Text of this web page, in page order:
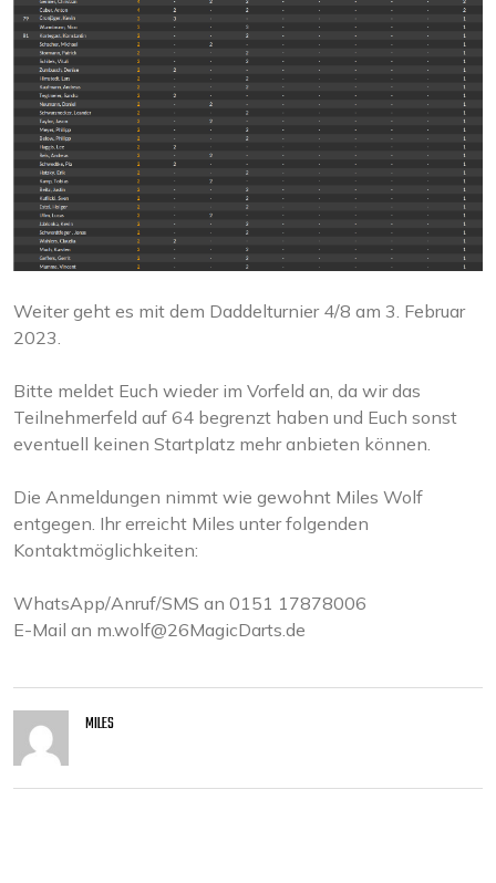
Weiter geht es mit dem Daddelturnier 4/8 am 3. Februar
2023.
Bitte meldet Euch wieder im Vorfeld an, da wir das
Teilnehmerfeld auf 64 begrenzt haben und Euch sonst
eventuell keinen Startplatz mehr anbieten können.
Die Anmeldungen nimmt wie gewohnt Miles Wolf
entgegen. Ihr erreicht Miles unter folgenden
Kontaktmöglichkeiten:
WhatsApp/Anruf/SMS an 0151 17878006
E-Mail an m.wolf@26MagicDarts.de
MILES